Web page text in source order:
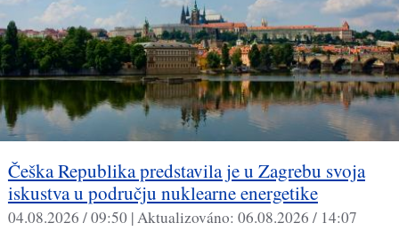
Češka Republika predstavila je u Zagrebu svoja
iskustva u području nuklearne energetike
04.08.2026 / 09:50 |Aktualizováno: 06.08.2026 / 14:07